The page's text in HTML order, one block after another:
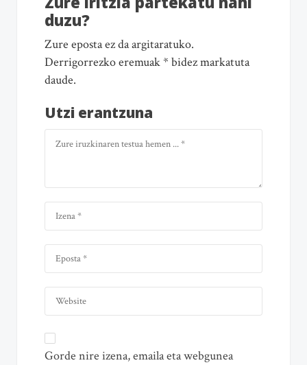
duzu?
Zure eposta ez da argitaratuko.
Derrigorrezko eremuak * bidez markatuta
daude.
Utzi erantzuna
Gorde nire izena, emaila eta webgunea